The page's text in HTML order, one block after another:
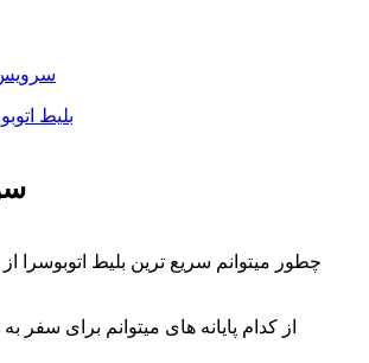
بلیط
چطور میتوانم سریع ترین بلیط اتوبوسرا
از کدام پایانه های میتوانم برای سفر به